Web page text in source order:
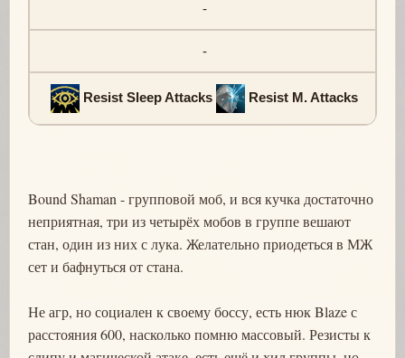
-
-
Resist Sleep Attacks Resist M. Attacks
Bound Shaman - групповой моб, и вся кучка достаточно
неприятная, три из четырёх мобов в группе вешают
стан, один из них с лука. Желательно приодеться в МЖ
сет и бафнуться от стана.
Не агр, но социален к своему боссу, есть нюк Blaze с
расстояния 600, насколько помню массовый. Резисты к